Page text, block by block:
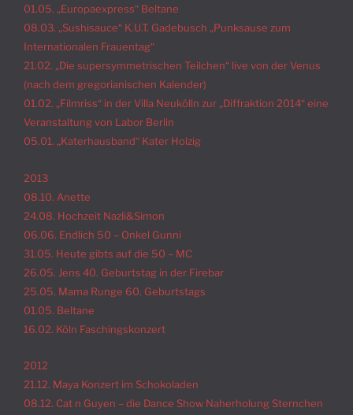
01.05. „Europaexpress“ Beltane
08.03. „Sushisauce“ K.U.T. Gadebusch „Punksause zum
Internationalen Frauentag“
21.02. „Die supersymmetrischen Teilchen“ live von der Venus
(nach dem gregorianischen Kalender)
01.02. „Filmriss“ in der Villa Neukölln zur „Diffraktion 2014“ eine
Veranstaltung von Labor Berlin
05.01. „Katerhausband“ Kater Holzig
2013
08.10. Anette
24.08. Hochzeit Nazli&Simon
06.06. Endlich 50 – Onkel Gunni
31.05. Heute gibts auf die 50 – MC
26.05. Jens 40. Geburtstag in der Firebar
25.05. Mama Runge 60. Geburtstags
01.05. Beltane
16.02. Köln Faschingskonzert
2012
21.12. Maya Konzert im Schokoladen
08.12. Cat n Guyen – die Dance Show Naherholung Sternchen